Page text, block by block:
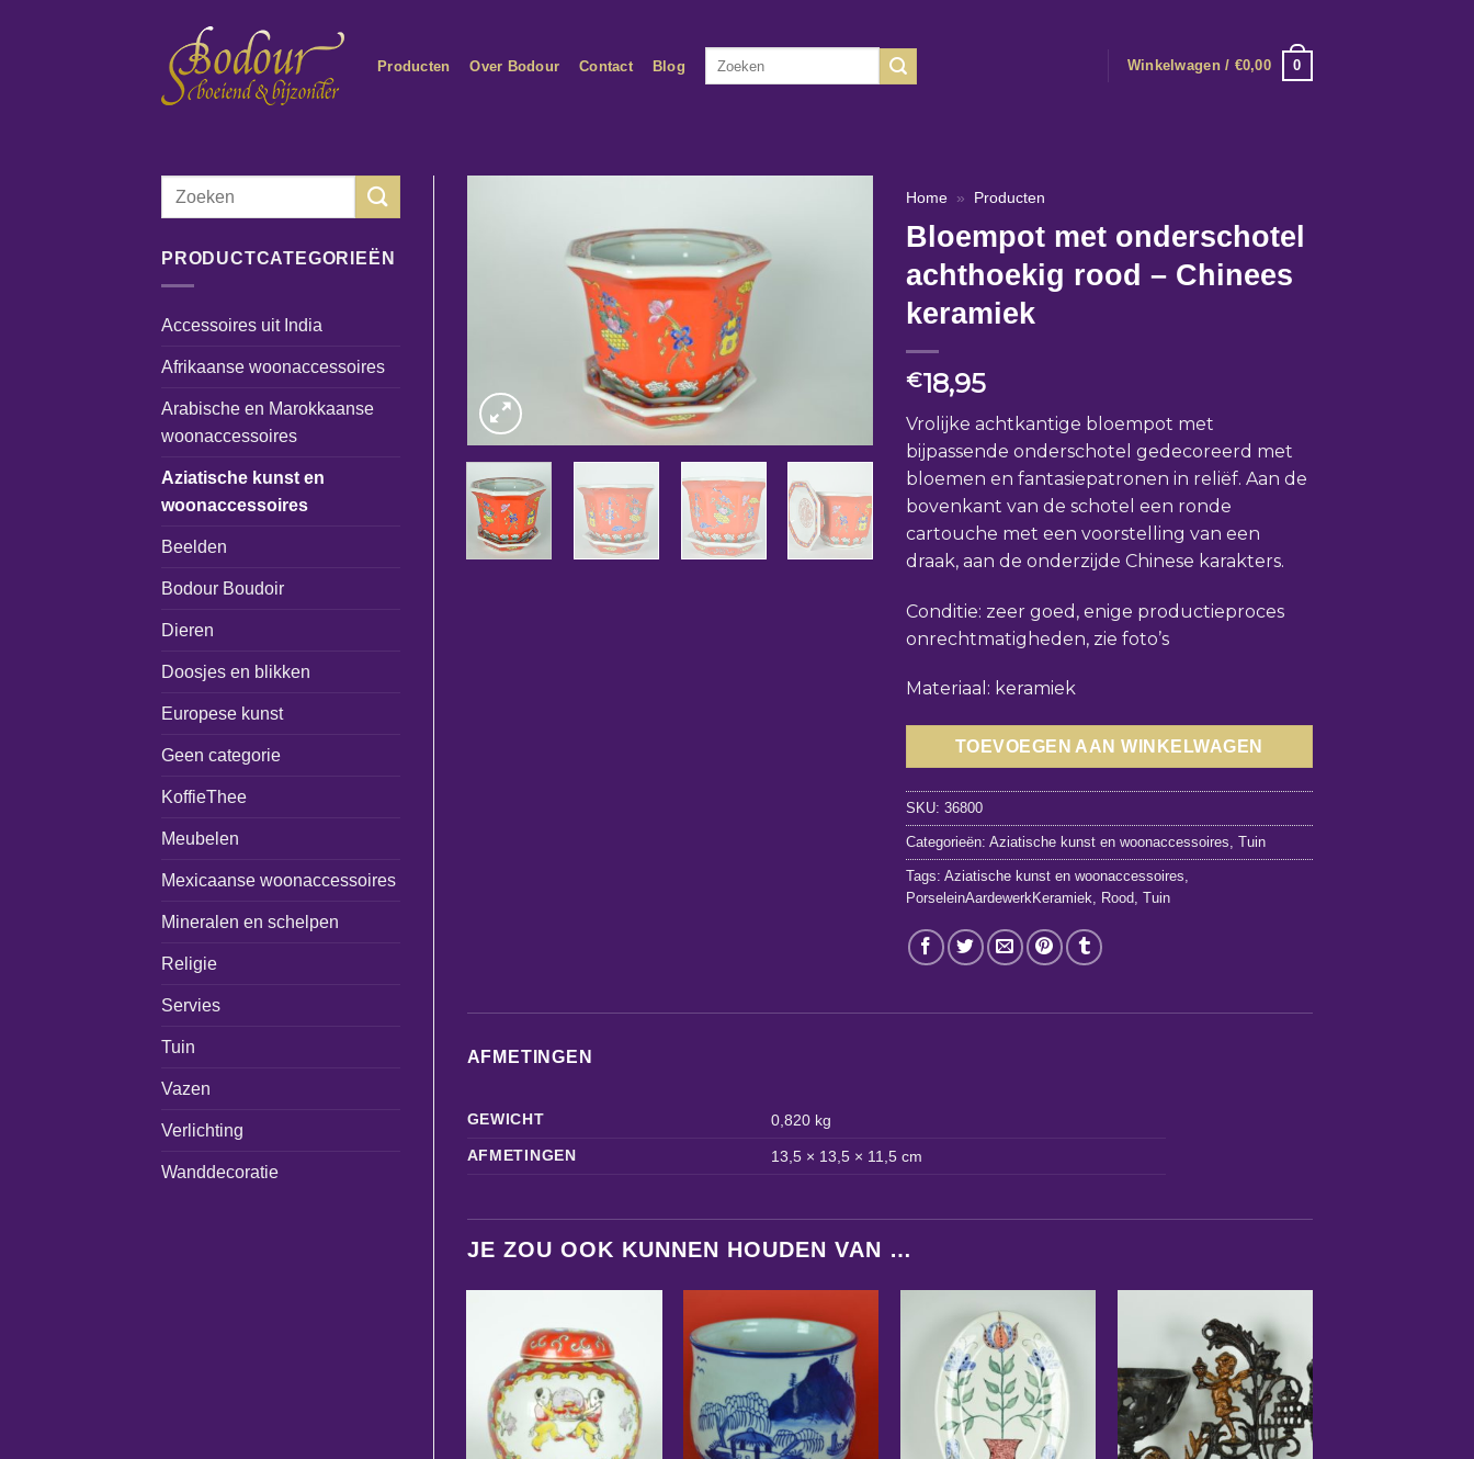
Producten Over Bodour Contact Blog Winkelwagen / €0,00 0
Zoeken
PRODUCTCATEGORIEËN
Accessoires uit India
Afrikaanse woonaccessoires
Arabische en Marokkaanse
woonaccessoires
Aziatische kunst en
woonaccessoires
Beelden
Bodour Boudoir
Dieren
Doosjes en blikken
Europese kunst
Geen categorie
KoffieThee
Meubelen
Mexicaanse woonaccessoires
Mineralen en schelpen
Religie
Servies
Tuin
Vazen
Verlichting
Wanddecoratie
Home » Producten
Bloempot met onderschotel
achthoekig rood – Chinees
keramiek
€18,95
Vrolijke achtkantige bloempot met
bijpassende onderschotel gedecoreerd met
bloemen en fantasiepatronen in reliëf. Aan de
bovenkant van de schotel een ronde
cartouche met een voorstelling van een
draak, aan de onderzijde Chinese karakters.
Conditie: zeer goed, enige productieproces
onrechtmatigheden, zie foto’s
Materiaal: keramiek
TOEVOEGEN AAN WINKELWAGEN
SKU:36800
Categorieën:Aziatische kunst en woonaccessoires ,Tuin
Tags:Aziatische kunst en woonaccessoires
PorseleinAardewerkKeramiek
Rood ,Tuin
AFMETINGEN
GEWICHT
0,820 kg
AFMETINGEN
13,5 × 13,5 × 11,5 cm
JE ZOU OOK KUNNEN HOUDEN VAN …